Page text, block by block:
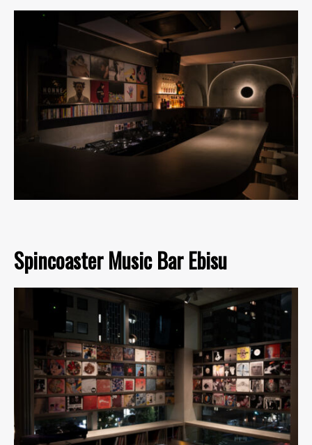
Spincoaster Music Bar Ebisu